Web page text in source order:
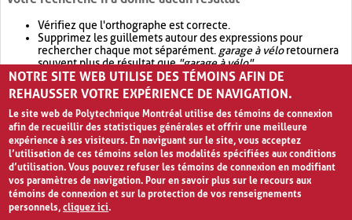
Vérifiez que l'orthographe est correcte.
Supprimez les guillemets autour des expressions pour
rechercher chaque mot séparément. garage à véloretournera
souvent plus de résultat que"garage à vélo".
Envisagez d'élargir votre recherche avec OR.garage OR vélo
retournera souvent plus de résultat quegarage à vélo
NOTRE SITE WEB UTILISE DES TÉMOINS AFIN DE
REHAUSSER VOTRE EXPÉRIENCE DE NAVIGATION.
Le site web de Polytechnique Montréal utilise des témoins de connexion
afin de recueillir des statistiques générales et offrir une meilleure
expérience à ses visiteurs. En naviguant sur le site, vous acceptez
l’utilisation de ces témoins selon les modalités spécifiées aux conditions
d’utilisation. Vous pouvez refuser les témoins de connexion en modifiant
vos paramètres de navigation. Pour en savoir plus sur le recours aux
témoins de connexion et sur la protection de vos renseignements
personnels,cliquez ici.